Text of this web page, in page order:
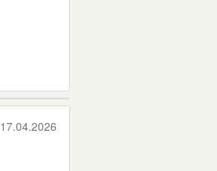
17.04.2026